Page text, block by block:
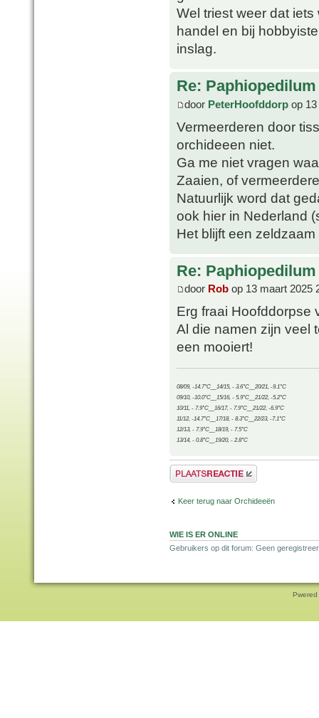
Wel triest weer dat
handel en bij
inslag.
Re:
door PeterHoofddorp op
Vermeerderen door
orchideeen niet.
Ga me niet vragen
Zaaien, of
Natuurlijk word dat
ook hier in Nederland
Het blijft een
Re:
door Rob op 13 maart 2025
Erg fraai Hoofddorpse
Al die namen zijn veel
een mooiert!
08/09, -14.7°C__14/15, - 3.6°C__20/21, -9.1°C
09/10, -10.0°C__15/16, - 5.9°C__21/22, -5.2°C
10/11, - 7.9°C__16/17, - 7.9°C__21/22, -6.9°C
11/12, -14.7°C__17/18, - 8.3°C__22/23, -7.1°C
12/13, - 7.9°C__18/19, - 7.5°C
13/14, - 0.8°C__19/20, - 2.8°C
Plaats een reactie
Keer terug naar Orchideeën
WIE IS ER ONLINE
Gebruikers op dit forum: Geen